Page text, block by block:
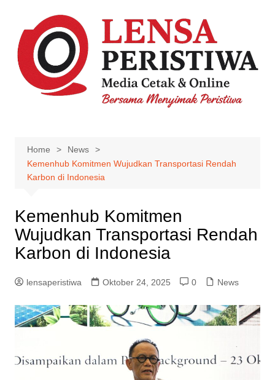
content
Home
News
Kemenhub Komitmen Wujudkan Transportasi Rendah
Karbon di Indonesia
Kemenhub Komitmen
Wujudkan Transportasi Rendah
Karbon di Indonesia
lensaperistiwa Oktober 24, 2025 0 News